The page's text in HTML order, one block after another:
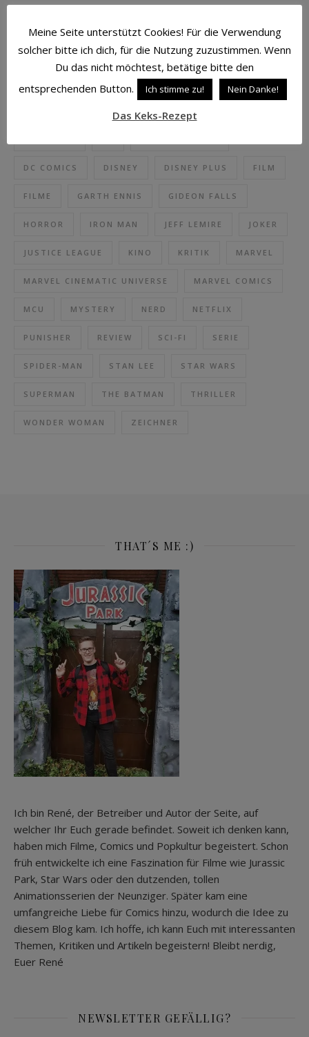
ACTION ATMOSPHÄRE AVENGERS
COMICS CROSS CULT
DC COMICS DISNEY DISNEY PLUS FILM
FILME GARTH ENNIS GIDEON FALLS
HORROR IRON MAN JEFF LEMIRE JOKER
JUSTICE LEAGUE KINO KRITIK MARVEL
MARVEL CINEMATIC UNIVERSE MARVEL COMICS
MCU MYSTERY NERD NETFLIX
PUNISHER REVIEW SCI-FI SERIE
SPIDER-MAN STAN LEE STAR WARS
SUPERMAN THE BATMAN THRILLER
WONDER WOMAN ZEICHNER
THAT´S ME :)
Ich bin René, der Betreiber und Autor der Seite, auf
welcher Ihr Euch gerade befindet. Soweit ich denken kann,
haben mich Filme, Comics und Popkultur begeistert. Schon
früh entwickelte ich eine Faszination für Filme wie Jurassic
Park, Star Wars oder den dutzenden, tollen
Animationsserien der Neunziger. Später kam eine
umfangreiche Liebe für Comics hinzu, wodurch die Idee zu
diesem Blog kam. Ich hoffe, ich kann Euch mit interessanten
Themen, Kritiken und Artikeln begeistern! Bleibt nerdig,
Euer René
NEWSLETTER GEFÄLLIG?
Meine Seite unterstützt Cookies! Für die Verwendung
solcher bitte ich dich, für die Nutzung zuzustimmen. Wenn
Du das nicht möchtest, betätige bitte den
entsprechenden Button.
Ich stimme zu! Nein Danke!
Das Keks-Rezept